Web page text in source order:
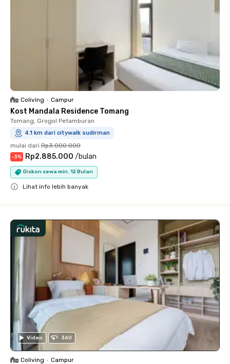
Coliving • Campur
Kost Mandala Residence Tomang
Tomang, Grogol Petamburan
4.1 km dari citywalk sudirman
mulai dari Rp3.000.000
-3% Rp2.885.000 /bulan
Diskon sewa min. 12 Bulan
Lihat info lebih banyak
Video 360
Coliving • Campur